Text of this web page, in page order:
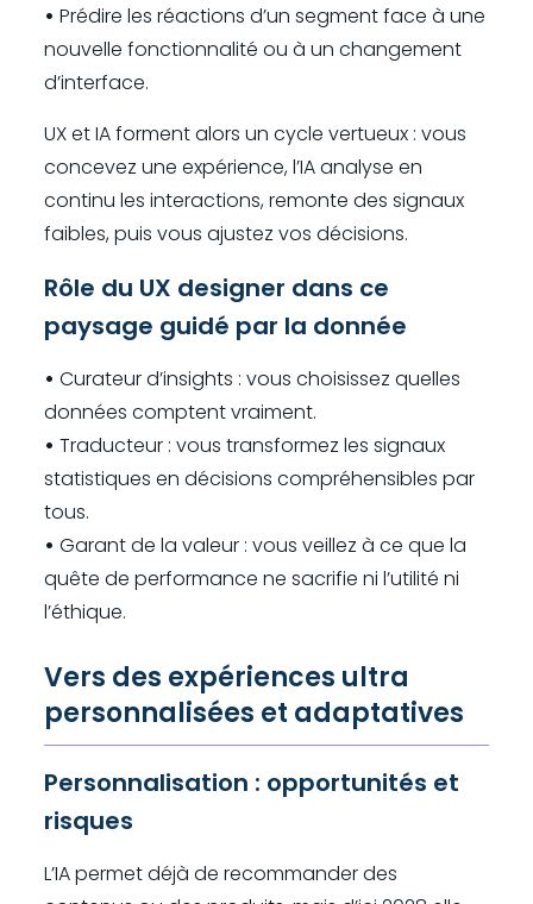
• Prédire les réactions d’un segment face à une
nouvelle fonctionnalité ou à un changement
d’interface.
UX et IA forment alors un cycle vertueux : vous
concevez une expérience, l’IA analyse en
continu les interactions, remonte des signaux
faibles, puis vous ajustez vos décisions.
Rôle du UX designer dans ce
paysage guidé par la donnée
• Curateur d’insights : vous choisissez quelles
données comptent vraiment.
• Traducteur : vous transformez les signaux
statistiques en décisions compréhensibles par
tous.
• Garant de la valeur : vous veillez à ce que la
quête de performance ne sacrifie ni l’utilité ni
l’éthique.
Vers des expériences ultra
personnalisées et adaptatives
Personnalisation : opportunités et
risques
L’IA permet déjà de recommander des